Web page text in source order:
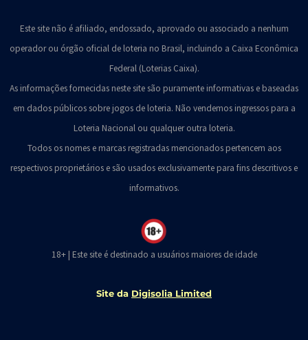
Este site não é afiliado, endossado, aprovado ou associado a nenhum
operador ou órgão oficial de loteria no Brasil, incluindo a Caixa Econômica
Federal (Loterias Caixa).
As informações fornecidas neste site são puramente informativas e baseadas
em dados públicos sobre jogos de loteria. Não vendemos ingressos para a
Loteria Nacional ou qualquer outra loteria.
Todos os nomes e marcas registradas mencionados pertencem aos
respectivos proprietários e são usados exclusivamente para fins descritivos e
informativos.
18+ | Este site é destinado a usuários maiores de idade
Site da Digisolia Limited